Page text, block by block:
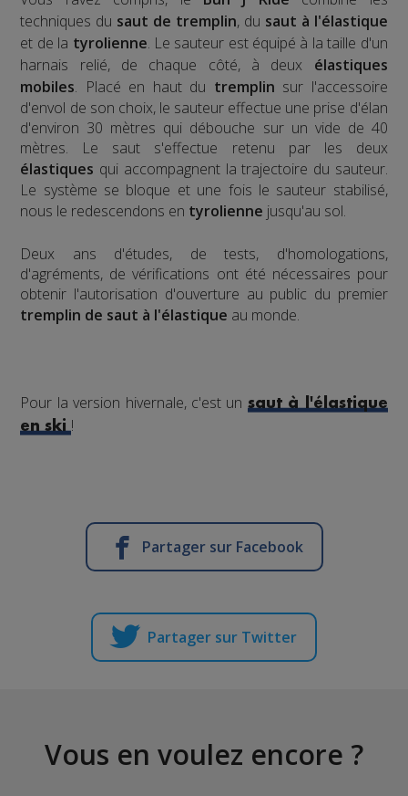
techniques du saut de tremplin, du saut à l'élastique
et de la tyrolienne. Le sauteur est équipé à la taille d'un
harnais relié, de chaque côté, à deux élastiques
mobiles. Placé en haut du tremplin sur l'accessoire
d'envol de son choix, le sauteur effectue une prise d'élan
d'environ 30 mètres qui débouche sur un vide de 40
mètres. Le saut s'effectue retenu par les deux
élastiques qui accompagnent la trajectoire du sauteur.
Le système se bloque et une fois le sauteur stabilisé,
nous le redescendons en tyrolienne jusqu'au sol.
​Deux ans d'études, de tests, d'homologations,
d'agréments, de vérifications ont été nécessaires pour
obtenir l'autorisation d'ouverture au public du premier
tremplin de saut à l'élastique au monde.
Pour la version hivernale, c'est un saut à l'élastique
en ski !
Partager sur Facebook
Partager sur Twitter
Vous en voulez encore ?